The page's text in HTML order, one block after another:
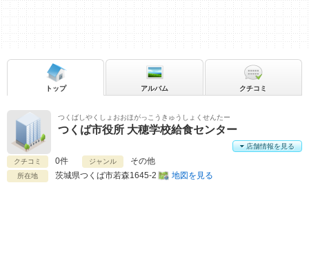
つくばしやくしょおおほがっこうきゅうしょくせんたー
つくば市役所 大穂学校給食センター
クチコミ 0件 ジャンル その他
所在地 茨城県つくば市若森1645-2 地図を見る
店舗情報を見る
トップ アルバム クチコミ